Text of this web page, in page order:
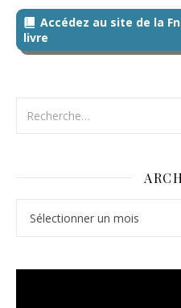
Accédez au site de la
livre